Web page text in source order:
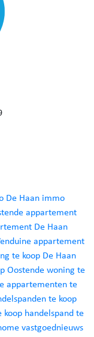
De Haan immo
appartement
De Haan
appartement
te koop De Haan
Oostendewoning te
appartementen te
te koop
koop handelspand te
vastgoednieuws